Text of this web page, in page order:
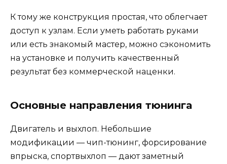
К тому же конструкция простая, что облегчает
доступ к узлам. Если уметь работать руками
или есть знакомый мастер, можно сэкономить
на установке и получить качественный
результат без коммерческой наценки.
Основные направления тюнинга
Двигатель и выхлоп. Небольшие
модификации — чип-тюнинг, форсирование
впрыска, спортвыхлоп — дают заметный